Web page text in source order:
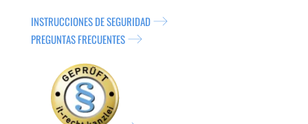
INSTRUCCIONES DE SEGURIDAD
PREGUNTAS FRECUENTES